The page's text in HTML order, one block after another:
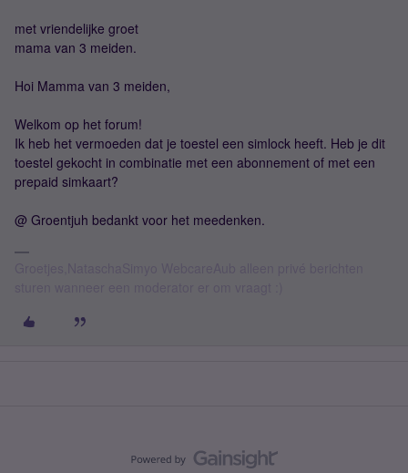
met vriendelijke groet
mama van 3 meiden.
Hoi Mamma van 3 meiden,
Welkom op het forum!
Ik heb het vermoeden dat je toestel een simlock heeft. Heb je dit
toestel gekocht in combinatie met een abonnement of met een
prepaid simkaart?
@ Groentjuh bedankt voor het meedenken.